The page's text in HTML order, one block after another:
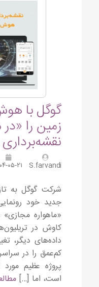
گوگل با
زمین را
S.farvandi ۱۴۰۴-
شرکت گوگل به
جدید خود
«ماهواره
کاوش در
داده‌های دیگر،
کم‌عمق را در
پروژه عظیم
است، اما […]